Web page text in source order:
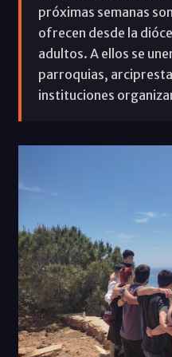
próximas semanas
ofrecen desde la
adultos. A ellos se
parroquias,
instituciones